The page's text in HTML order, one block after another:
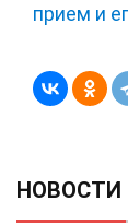
прием и
НОВОСТИ